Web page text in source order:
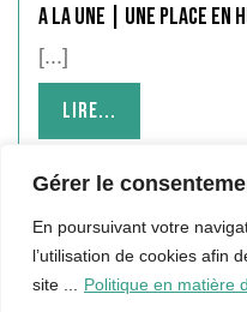
Gérer le
En poursuivant votre
l’utilisation de cookies afin
site ...
Politique en matière
A LA UNE | UNE PLACE EN
[...]
Lire...
Copyright © 2024 Hébergé